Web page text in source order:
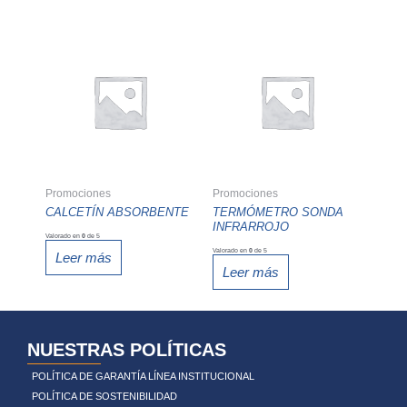
Promociones
CALCETÍN ABSORBENTE
Valorado en 0 de 5
Leer más
Promociones
TERMÓMETRO SONDA
INFRARROJO
Valorado en 0 de 5
Leer más
NUESTRAS POLÍTICAS
POLÍTICA DE GARANTÍA LÍNEA INSTITUCIONAL
POLÍTICA DE SOSTENIBILIDAD